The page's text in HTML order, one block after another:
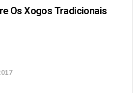
Os Xogos Tradicionais